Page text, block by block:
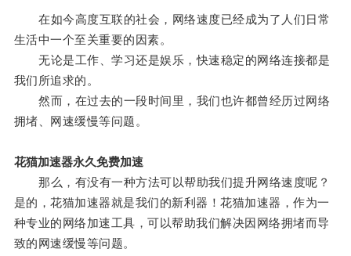
在如今高度互联的社会，网络速度已经成为了人们日常
生活中一个至关重要的因素。
无论是工作、学习还是娱乐，快速稳定的网络连接都是
我们所追求的。
然而，在过去的一段时间里，我们也许都曾经历过网络
拥堵、网速缓慢等问题。
花猫加速器永久免费加速
那么，有没有一种方法可以帮助我们提升网络速度呢？
是的，花猫加速器就是我们的新利器！花猫加速器，作为一
种专业的网络加速工具，可以帮助我们解决因网络拥堵而导
致的网速缓慢等问题。